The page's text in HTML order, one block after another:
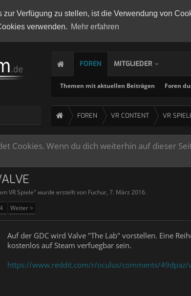
Verfügung zu stellen, ist die Verwendung von
verwenden. Mehr erfahren
FOREN
Themen mit aktuellen Beiträgen Foren
MITGLIEDER
FOREN VR CONTENT VR
Cookies. Wenn du dich weiterhin auf dieser
VR Spiele" wurde erstellt von Fuchur, 7. März 2016.
4 Weiter >
Auf der GDC wird Valve "The Lab" vorstellen. Eine
kostenlos auf Steam verfuegbar sein.
https://www.reddit.com/r/oculus/comments/49dpaz/